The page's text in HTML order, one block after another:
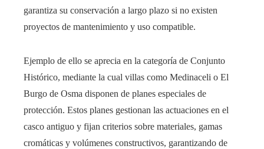
garantiza su conservación a largo plazo si no existen
proyectos de mantenimiento y uso compatible.
Ejemplo de ello se aprecia en la categoría de Conjunto
Histórico, mediante la cual villas como Medinaceli o El
Burgo de Osma disponen de planes especiales de
protección. Estos planes gestionan las actuaciones en el
casco antiguo y fijan criterios sobre materiales, gamas
cromáticas y volúmenes constructivos, garantizando de